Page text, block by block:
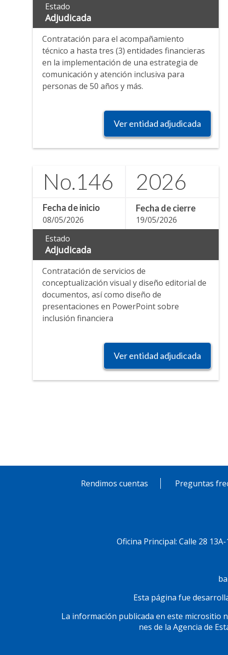
Estado
Adjudicada
Contratación para el acompañamiento
técnico a hasta tres (3) entidades financieras
en la implementación de una estrategia de
comunicación y atención inclusiva para
personas de 50 años y más.
Ver entidad adjudicada
No.146 2026
Fecha de inicio
08/05/2026
Fecha de cierre
19/05/2026
Estado
Adjudicada
Contratación de servicios de
conceptualización visual y diseño editorial de
documentos, así como diseño de
presentaciones en PowerPoint sobre
inclusión financiera
Ver entidad adjudicada
Rendimos cuentas Preguntas
Oficina Principal: Calle 28
Esta página fue
La información publicada en este micrositio
nes de la Agencia de